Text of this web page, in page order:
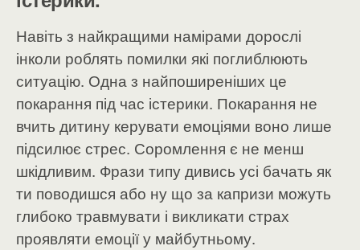
Навіть з найкращими намірами дорослі
інколи роблять помилки які поглиблюють
ситуацію. Одна з найпоширеніших це
покарання під час істерики. Покарання не
вчить дитину керувати емоціями воно лише
підсилює стрес. Соромлення є не менш
шкідливим. Фрази типу дивись усі бачать як
ти поводишся або ну що за капризи можуть
глибоко травмувати і викликати страх
проявляти емоції у майбутньому.